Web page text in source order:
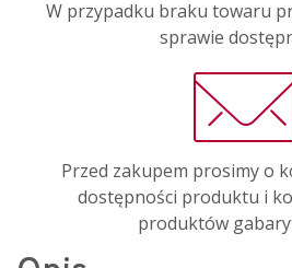
W przypadku braku towaru
sprawie
Przed zakupem prosimy o
dostępności produktu i
produktów